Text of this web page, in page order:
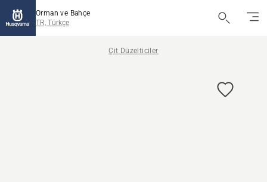
Orman ve Bahçe
TR, Türkçe
Çit Düzelticiler